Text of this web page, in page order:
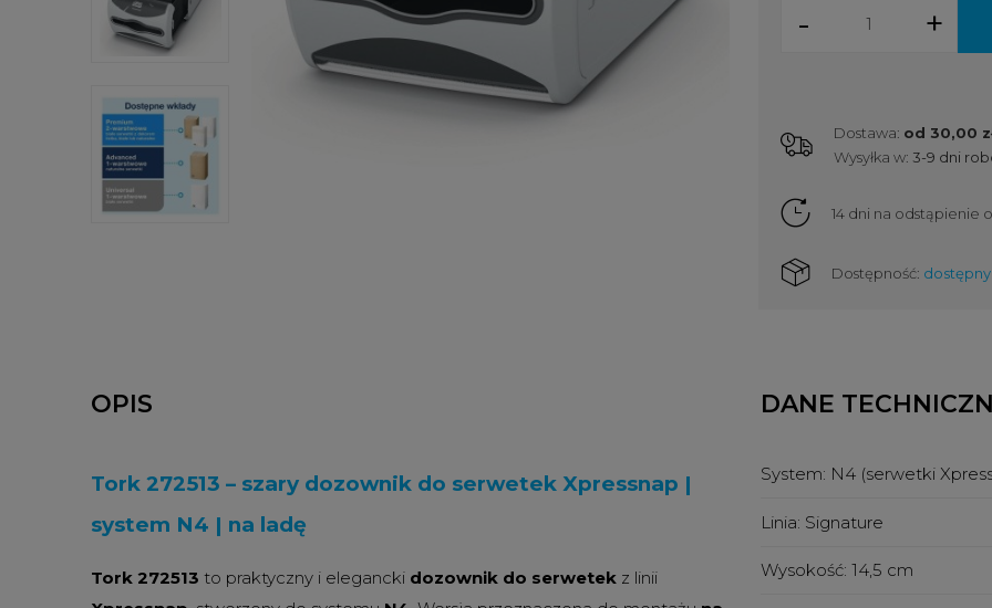
+
-
Dostawa: od 30,00
kosztów płatności
Wysyłka w: 3-9 dni
14 dni na odstąpienie
Dostępność: dostępny
OPIS
Tork 272513 – szary dozownik do serwetek Xpressnap |
system N4 | na ladę
Tork 272513 to praktyczny i elegancki dozownik do serwetek z linii
DANE
System: N4 (serwetki
Linia: Signature
Wysokość: 14,5 cm